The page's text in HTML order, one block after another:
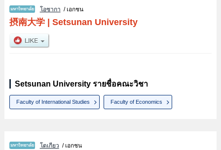
โอซากา / เอกชน
摂南大学| Setsunan University
Setsunan University รายชื่อคณะวิชา
Faculty of International Studies Faculty of Economics
โตเกียว / เอกชน